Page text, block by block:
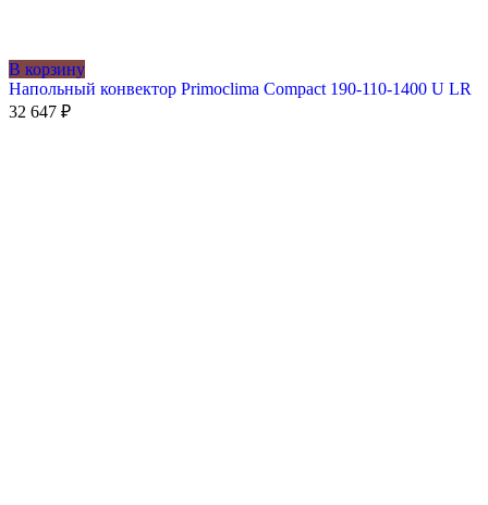
В корзину
Напольный конвектор Primoclima Compact 190-110-1400 U LR
32 647 ₽